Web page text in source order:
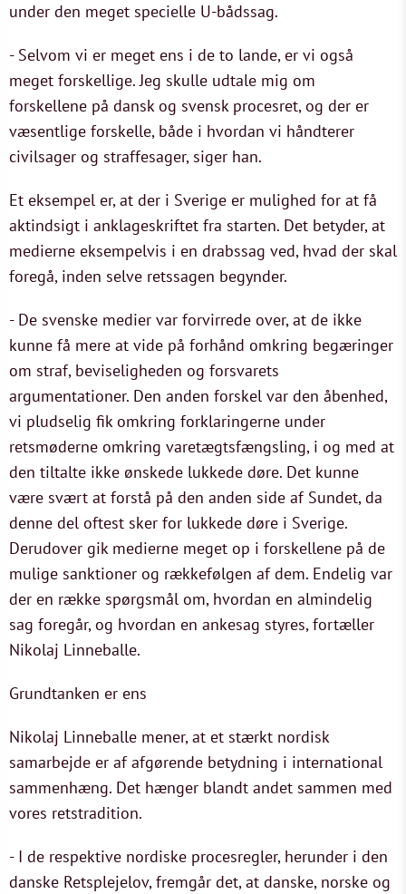
under den meget specielle U-bådssag.
- Selvom vi er meget ens i de to lande, er vi også
meget forskellige. Jeg skulle udtale mig om
forskellene på dansk og svensk procesret, og der er
væsentlige forskelle, både i hvordan vi håndterer
civilsager og straffesager, siger han.
Et eksempel er, at der i Sverige er mulighed for at få
aktindsigt i anklageskriftet fra starten. Det betyder, at
medierne eksempelvis i en drabssag ved, hvad der skal
foregå, inden selve retssagen begynder.
- De svenske medier var forvirrede over, at de ikke
kunne få mere at vide på forhånd omkring begæringer
om straf, beviseligheden og forsvarets
argumentationer. Den anden forskel var den åbenhed,
vi pludselig fik omkring forklaringerne under
retsmøderne omkring varetægtsfængsling, i og med at
den tiltalte ikke ønskede lukkede døre. Det kunne
være svært at forstå på den anden side af Sundet, da
denne del oftest sker for lukkede døre i Sverige.
Derudover gik medierne meget op i forskellene på de
mulige sanktioner og rækkefølgen af dem. Endelig var
der en række spørgsmål om, hvordan en almindelig
sag foregår, og hvordan en ankesag styres, fortæller
Nikolaj Linneballe.
Grundtanken er ens
Nikolaj Linneballe mener, at et stærkt nordisk
samarbejde er af afgørende betydning i international
sammenhæng. Det hænger blandt andet sammen med
vores retstradition.
- I de respektive nordiske procesregler, herunder i den
danske Retsplejelov, fremgår det, at danske, norske og